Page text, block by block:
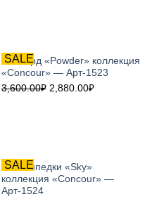
SALE
Рашгард «Powder» коллекция
«Concour» — Арт-1523
3,600.00₽ 2,880.00₽
SALE
Велосипедки «Sky»
коллекция «Concour» —
Арт-1524